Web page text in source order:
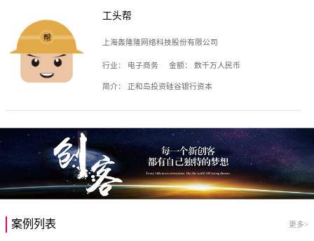
工头帮
上海轰隆隆网络科技股份有限公司
行业： 电子商务 金额： 数千万人民币
简介： 正和岛投资硅谷银行资本
案例列表 更多>